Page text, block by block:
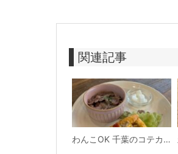
関連記事
わんこOK 千葉のコテカフェ 8月わんこの日 オートミールdeローストビーフライス